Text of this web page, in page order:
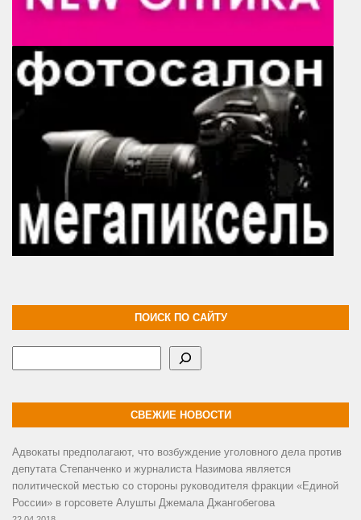
ПОИСК ПО САЙТУ
СВЕЖИЕ НОВОСТИ
Адвокаты предполагают, что возбуждение уголовного дела против
депутата Степанченко и журналиста Назимова является
политической местью со стороны руководителя фракции «Единой
России» в горсовете Алушты Джемала Джангобегова